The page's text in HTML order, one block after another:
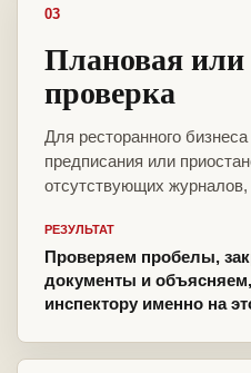
03
Плановая
проверка
Для ресторанного
предписания или
отсутствующих журналов,
РЕЗУЛЬТАТ
Проверяем пробелы,
документы и
инспектору именно на